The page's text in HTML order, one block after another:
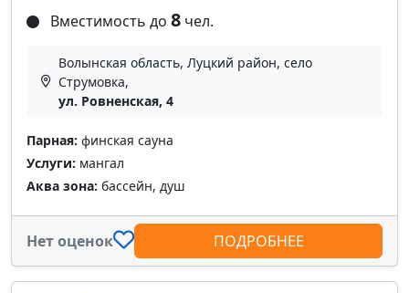
Вместимость до 8 чел.
Волынская область, Луцкий район, село
Струмовка,
ул. Ровненская, 4
Парная: финская сауна
Услуги: мангал
Аква зона: бассейн, душ
Нет оценок ПОДРОБНЕЕ